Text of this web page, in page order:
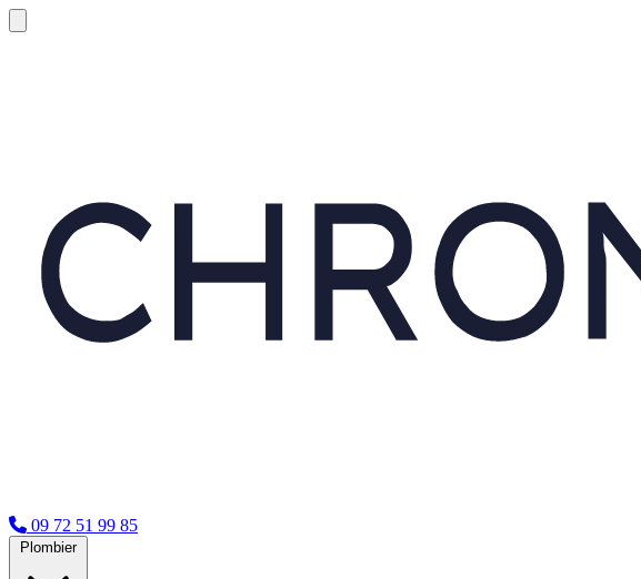
09 72 51 99 85
Plombier